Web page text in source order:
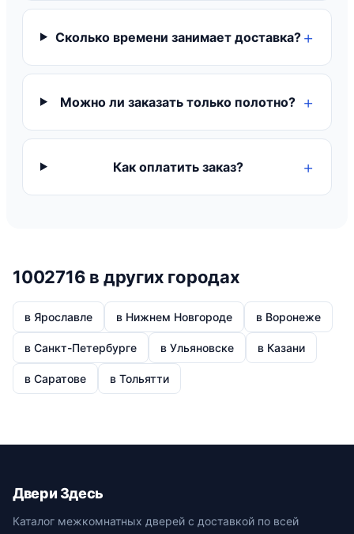
Сколько времени занимает доставка?
Можно ли заказать только полотно?
Как оплатить заказ?
1002716 в других городах
в Ярославле в Нижнем Новгороде в Воронеже
в Санкт-Петербурге в Ульяновске в Казани
в Саратове в Тольятти
Двери Здесь
Каталог межкомнатных дверей с доставкой по всей